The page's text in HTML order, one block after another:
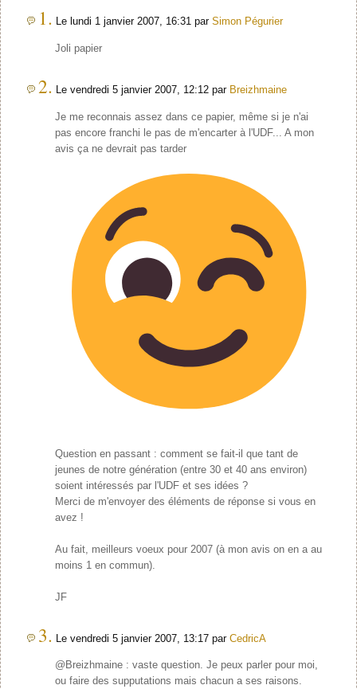
1. Le lundi 1 janvier 2007, 16:31 par Simon Pégurier
Joli papier
2. Le vendredi 5 janvier 2007, 12:12 par Breizhmaine
Je me reconnais assez dans ce papier, même si je n'ai
pas encore franchi le pas de m'encarter à l'UDF... A mon
avis ça ne devrait pas tarder
Question en passant : comment se fait-il que tant de
jeunes de notre génération (entre 30 et 40 ans environ)
soient intéressés par l'UDF et ses idées ?
Merci de m'envoyer des éléments de réponse si vous en
avez !
Au fait, meilleurs voeux pour 2007 (à mon avis on en a au
moins 1 en commun).
JF
3. Le vendredi 5 janvier 2007, 13:17 par CedricA
@Breizhmaine : vaste question. Je peux parler pour moi,
ou faire des supputations mais chacun a ses raisons.